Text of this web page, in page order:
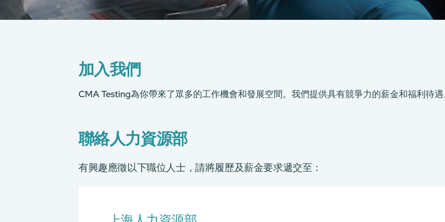
加入我們
CMA Testing為你帶來了眾多的工作機會和發展空間。我們提供具有競爭力的薪金和福利待
聯絡人力資源部
有興趣應徵以下職位人士，請將履歷及薪金要求遞交至：